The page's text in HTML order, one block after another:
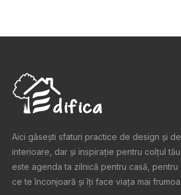
Aici găsești sfaturi practice de design şi
interioare, dar și inspiraţie pentru colţul
este agenda ta zilnică pentru casă,
ce te înconjoară şi îţi face viaţa mai